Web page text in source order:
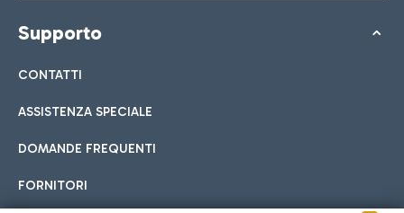
Supporto
CONTATTI
ASSISTENZA SPECIALE
DOMANDE FREQUENTI
FORNITORI